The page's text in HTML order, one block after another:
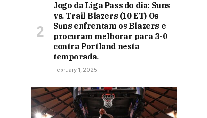
Jogo da Liga Pass do dia: Suns
vs. Trail Blazers (10 ET) Os
Suns enfrentam os Blazers e
procuram melhorar para 3-0
contra Portland nesta
temporada.
February 1, 2025